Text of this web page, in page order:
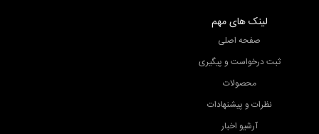
لینک های مهم
صفحه اصلی
ثبت درخواست و پیگیری
محصولات
نظرات و پیشنهادات
آرشیو اخبار